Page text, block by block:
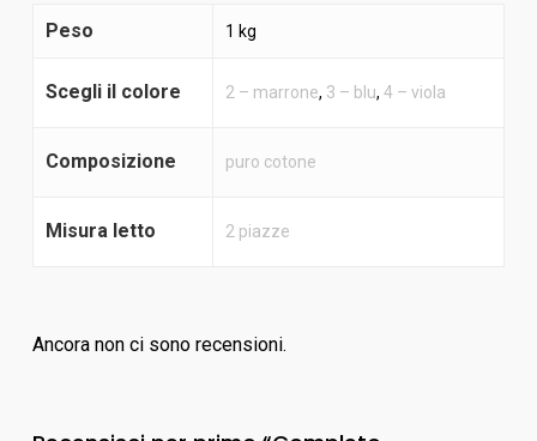
Peso 1 kg
Scegli il colore 2 – marrone, 3 – blu, 4 – viola
Composizione puro cotone
Misura letto 2 piazze
Ancora non ci sono recensioni.